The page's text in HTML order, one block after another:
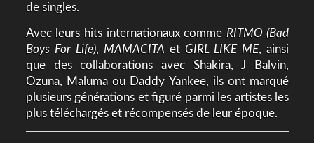
de singles.
Avec leurs hits internationaux comme RITMO (Bad
Boys For Life), MAMACITA etGIRL LIKE ME, ainsi
que des collaborations avec Shakira, J Balvin,
Ozuna, Maluma ou Daddy Yankee, ils ont marqué
plusieurs générations et figuré parmi les artistes les
plus téléchargés et récompensés de leur époque.